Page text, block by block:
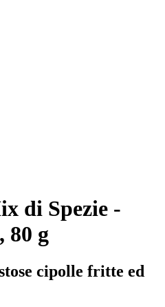
di Spezie -
80 g
cipolle fritte ed